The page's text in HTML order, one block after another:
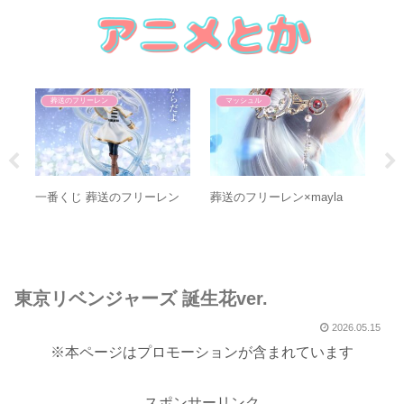
葬送のフリーレン
一番くじ 葬送のフリーレン
マッシュル
葬送のフリーレン×mayla
東京リベンジャーズ 誕生花ver.
2026.05.15
※本ページはプロモーションが含まれています